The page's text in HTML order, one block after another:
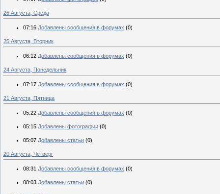
26 Августа, Среда
07:16 Добавлены сообщения в форумах (0)
25 Августа, Вторник
06:12 Добавлены сообщения в форумах (0)
24 Августа, Понедельник
07:17 Добавлены сообщения в форумах (0)
21 Августа, Пятница
05:22 Добавлены сообщения в форумах (0)
05:15 Добавлены фотографии (0)
05:07 Добавлены статьи (0)
20 Августа, Четверг
08:31 Добавлены сообщения в форумах (0)
08:03 Добавлены статьи (0)